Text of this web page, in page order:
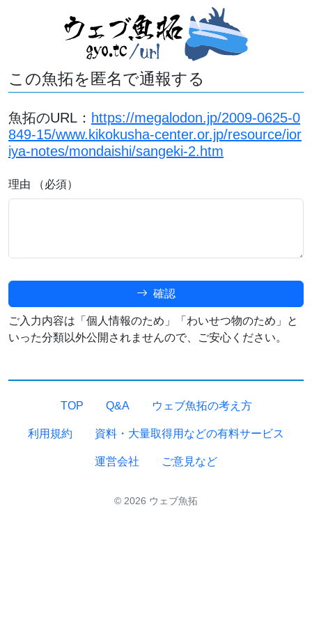
この魚拓を匿名で通報する
魚拓のURL： https://megalodon.jp/2009-0625-0
849-15/www.kikokusha-center.or.jp/resource/ior
iya-notes/mondaishi/sangeki-2.htm
理由 （必須）
確認
ご入力内容は「個人情報のため」「わいせつ物のため」と
いった分類以外公開されませんので、ご安心ください。
TOP Q&A ウェブ魚拓の考え方
利用規約 資料・大量取得用などの有料サービス
運営会社 ご意見など
© 2026 ウェブ魚拓